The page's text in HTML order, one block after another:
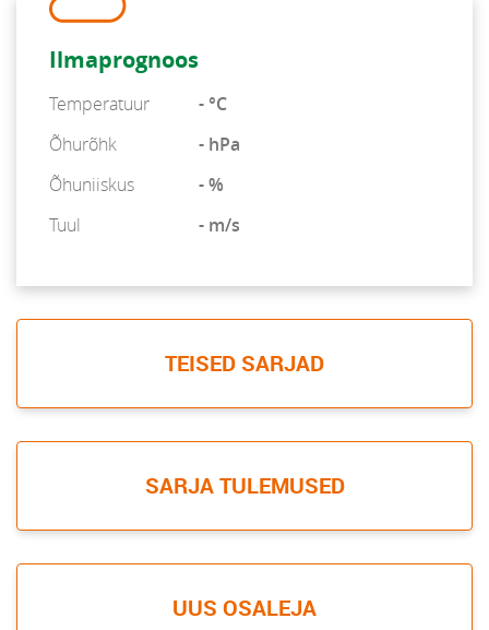
Ilmaprognoos
Temperatuur
- °C
Õhurõhk
- hPa
Õhuniiskus
- %
Tuul
- m/s
TEISED SARJAD
SARJA TULEMUSED
UUS OSALEJA